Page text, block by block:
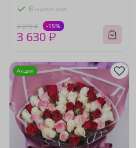
В наличии
4 270 ₽ -15%
3 630 ₽
Акция